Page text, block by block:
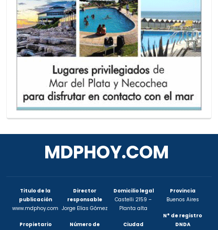
MDPHOY.COM
Titulo de la
publicación
www.mdphoy.com
Propietario
Director
responsable
Jorge Elías Gómez
Número de
Domicilio legal
Castelli 2159 –
Planta alta
Ciudad
Provincia
Buenos Aires
N° de registro
DNDA